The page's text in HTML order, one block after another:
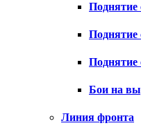
Поднятие
Поднятие
Поднятие
Бои на
Линия фронта